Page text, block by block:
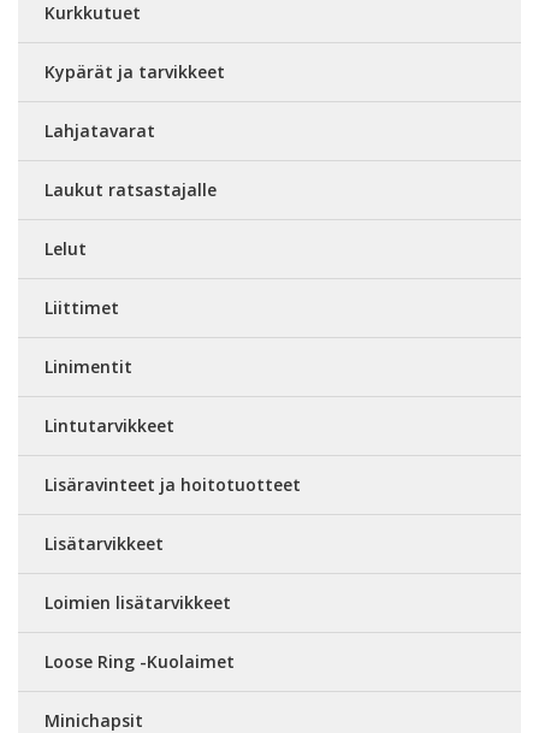
Kurkkutuet
Kypärät ja tarvikkeet
Lahjatavarat
Laukut ratsastajalle
Lelut
Liittimet
Linimentit
Lintutarvikkeet
Lisäravinteet ja hoitotuotteet
Lisätarvikkeet
Loimien lisätarvikkeet
Loose Ring -Kuolaimet
Minichapsit